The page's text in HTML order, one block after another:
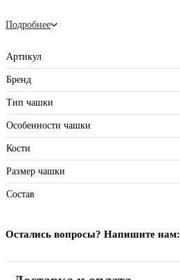
Подробнее
Артикул
Бренд
Тип чашки
Особенности чашки
Кости
Размер чашки
Состав
Остались вопросы? Напишите нам: